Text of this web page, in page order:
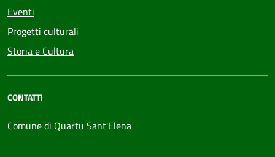
Eventi
Progetti culturali
Storia e Cultura
CONTATTI
Comune di Quartu Sant'Elena